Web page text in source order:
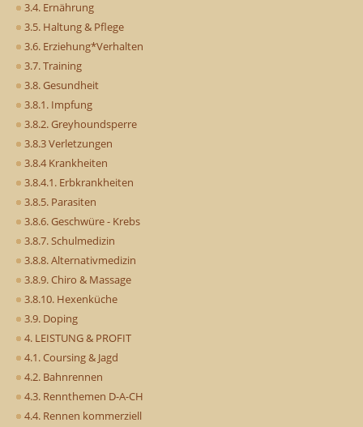
3.4. Ernährung
3.5. Haltung & Pflege
3.6. Erziehung*Verhalten
3.7. Training
3.8. Gesundheit
3.8.1. Impfung
3.8.2. Greyhoundsperre
3.8.3 Verletzungen
3.8.4 Krankheiten
3.8.4.1. Erbkrankheiten
3.8.5. Parasiten
3.8.6. Geschwüre - Krebs
3.8.7. Schulmedizin
3.8.8. Alternativmedizin
3.8.9. Chiro & Massage
3.8.10. Hexenküche
3.9. Doping
4. LEISTUNG & PROFIT
4.1. Coursing & Jagd
4.2. Bahnrennen
4.3. Rennthemen D-A-CH
4.4. Rennen kommerziell